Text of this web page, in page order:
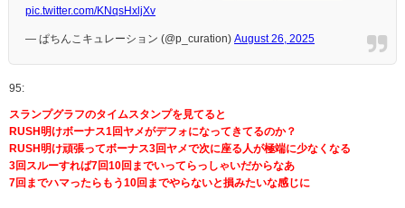
pic.twitter.com/KNqsHxljXv
— ぱちんこキュレーション (@p_curation) August 26, 2025
95:
スランプグラフのタイムスタンプを見てると
RUSH明けボーナス1回ヤメがデフォになってきてるのか？
RUSH明け頑張ってボーナス3回ヤメで次に座る人が極端に少なくなる
3回スルーすれば7回10回までいってらっしゃいだからなあ
7回までハマったらもう10回までやらないと損みたいな感じに